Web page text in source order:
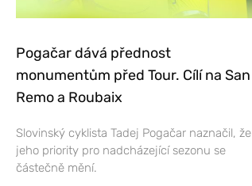
Pogačar dává přednost
monumentům před Tour. Cílí na San
Remo a Roubaix
Slovinský cyklista Tadej Pogačar naznačil, že
jeho priority pro nadcházející sezonu se
částečně mění.